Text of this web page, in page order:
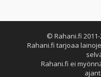
© Rahani.fi
Rahani.fi tarjoaa
Rahani.fi ei